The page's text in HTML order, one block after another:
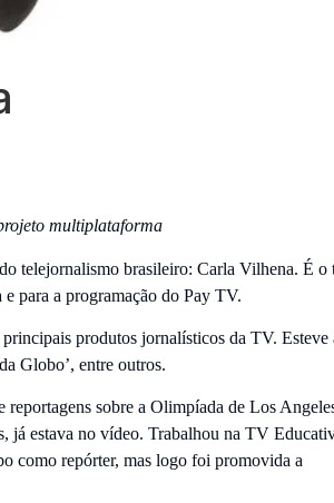
multiplataforma
telejornalismo brasileiro: Carla Vilhena. É o
para a programação do Pay TV.
produtos jornalísticos da TV. Esteve
Globo’, entre outros.
sobre a Olimpíada de Los
já estava no vídeo. Trabalhou na TV
como repórter, mas logo foi promovida a